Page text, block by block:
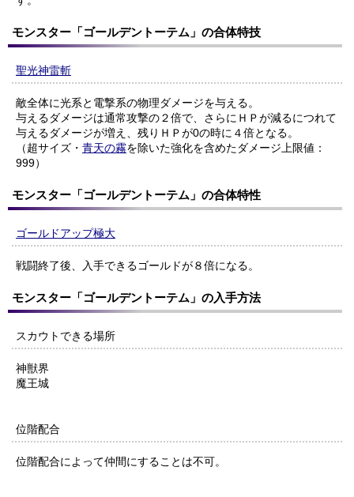
モンスター「ゴールデントーテム」の合体特技
聖光神雷斬
敵全体に光系と電撃系の物理ダメージを与える。
与えるダメージは通常攻撃の２倍で、さらにＨＰが減るにつれて
与えるダメージが増え、残りＨＰが0の時に４倍となる。
（超サイズ・ 青天の霧を除いた強化を含めたダメージ上限値：
999）
モンスター「ゴールデントーテム」の合体特性
ゴールドアップ極大
戦闘終了後、入手できるゴールドが８倍になる。
モンスター「ゴールデントーテム」の入手方法
スカウトできる場所
神獣界
魔王城
位階配合
位階配合によって仲間にすることは不可。